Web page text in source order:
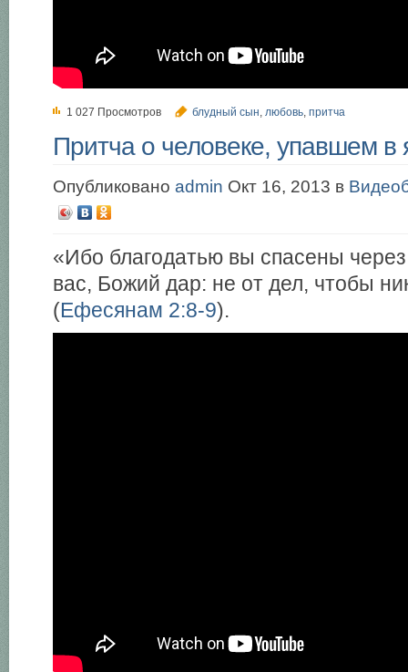
1 027 Просмотров блудный сын, любовь, притча
Притча о человеке, упавшем в
Опубликовано admin Окт 16, 2013 в
«Ибо благодатью вы спасены
вас, Божий дар: не от дел, чтобы
(Ефесянам 2:8-9).